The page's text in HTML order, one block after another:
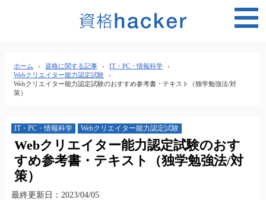
ホーム › 資格に関する記事 › IT・PC・情報科学
›
Webクリエイター能力認定試験
›
Webクリエイター能力認定試験のおすすめ参考書・テキスト（独学勉強法/対
策）
IT・PC・情報科学 Webクリエイター能力認定試験
Webクリエイター能力認定試験のおす
すめ参考書・テキスト（独学勉強法/対
策）
最終更新日：2023/04/05